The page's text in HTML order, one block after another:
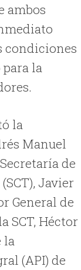
ambos
condiciones
la
la
Manuel
de
Javier
General de
SCT, Héctor
la
(API) de